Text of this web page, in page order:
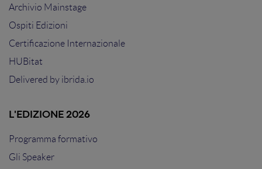
Archivio Mainstage
Ospiti Edizioni
Certificazione Internazionale
HUBitat
Delivered by ibrida.io
L'EDIZIONE 2026
Programma formativo
Gli Speaker